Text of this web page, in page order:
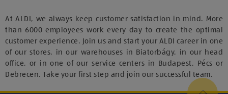
At ALDI, we always keep customer satisfaction in mind. More
than 6000 employees work every day to create the optimal
customer experience. Join us and start your ALDI career in one
of our stores, in our warehouses in Biatorbágy, in our head
office, or in one of our service centers in Budapest, Pécs or
Debrecen. Take your first step and join our successful team.